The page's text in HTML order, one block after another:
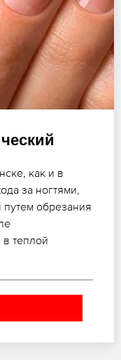
как и в
за ногтями,
путем обрезания
в теплой